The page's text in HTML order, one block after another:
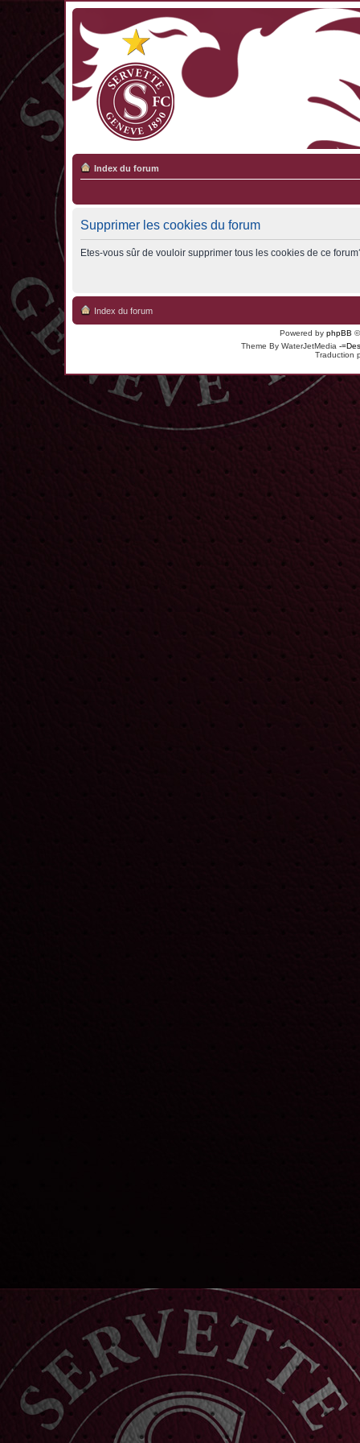
Index du forum
Supprimer les cookies du forum
Etes-vous sûr de vouloir supprimer tous les cookies de ce
Index du forum
Powered by phpBB
Theme By WaterJetMedia -
Traduction